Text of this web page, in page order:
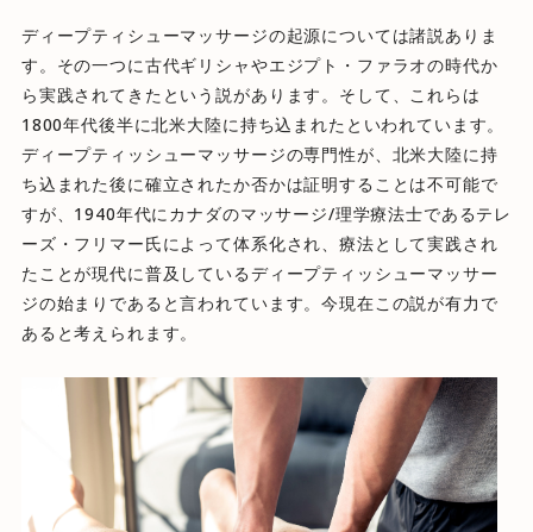
ディープティシューマッサージの起源については諸説ありま
す。その一つに古代ギリシャやエジプト・ファラオの時代か
ら実践されてきたという説があります。そして、これらは
1800年代後半に北米大陸に持ち込まれたといわれています。
ディープティッシューマッサージの専門性が、北米大陸に持
ち込まれた後に確立されたか否かは証明することは不可能で
すが、1940年代にカナダのマッサージ/理学療法士であるテレ
ーズ・フリマー氏によって体系化され、療法として実践され
たことが現代に普及しているディープティッシューマッサー
ジの始まりであると言われています。今現在この説が有力で
あると考えられます。